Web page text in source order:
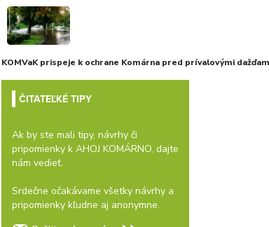
KOMVaK prispeje k ochrane Komárna pred prívalovými
ČITATEĽKÉ TIPY
Ak by ste mali tipy, návrhy či
pripomienky k AHOJ KOMÁRNO, dajte
nám vedieť.
Srdečne očakávame všetky návrhy a
pripomienky kľudne aj anonymne.